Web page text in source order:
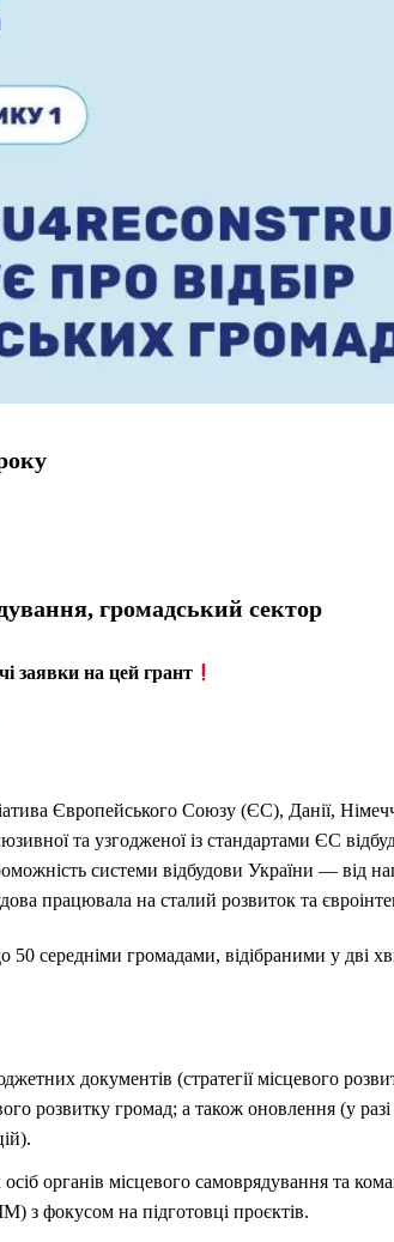
громадський сектор
заявки на цей грант
Європейського Союзу (ЄС), Данії,
та узгодженої із стандартами ЄС
системи відбудови України — від
працювала на сталий розвиток та
середніми громадами, відібраними у дві
документів (стратегії місцевого
розвитку громад; а також оновлення (у
органів місцевого самоврядування та
з фокусом на підготовці проєктів.